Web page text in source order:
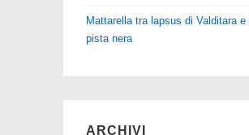
Mattarella tra lapsus di Valditara e
pista nera
ARCHIVI